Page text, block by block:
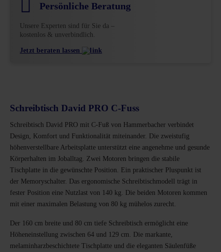
Persönliche Beratung
Unsere Experten sind für Sie da –
kostenlos & unverbindlich.
Jetzt beraten lassen
Schreibtisch David PRO C-Fuss
Schreibtisch David PRO mit C-Fuß von Hammerbacher verbindet
Design, Komfort und Funktionalität miteinander. Die zweistufig
höhenverstellbare Arbeitsplatte unterstützt eine angenehme und gesunde
Körperhalten im Joballtag. Zwei Motoren bringen die stabile
Tischplatte in die gewünschte Position. Ein praktischer Pluspunkt ist
der Memoryschalter. Das ergonomische Schreibtischmodell trägt in
fester Position eine Nutzlast von 140 kg. Die beiden Motoren kommen
mit einer maximalen Belastung von 80 kg mühelos zurecht.
Der 160 cm breite und 80 cm tiefe Schreibtisch ermöglicht eine
Höheneinstellung zwischen 64 und 129 cm. Die markante,
melaminharzbeschichtete Tischplatte und die eleganten Säulenfüße